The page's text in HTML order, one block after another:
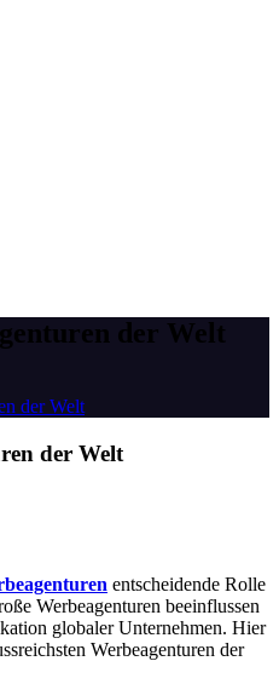
der Welt
der Welt
der Welt
entscheidende Rolle
Werbeagenturen beeinflussen
globaler Unternehmen. Hier
Werbeagenturen der